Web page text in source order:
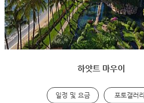
하얏트 마우이
일정 및 요금 포토갤러리